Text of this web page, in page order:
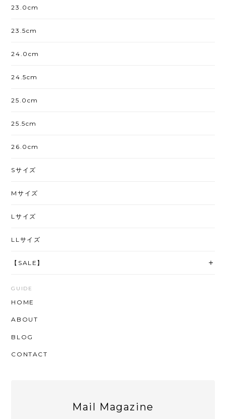
23.0cm
23.5cm
24.0cm
24.5cm
25.0cm
25.5cm
26.0cm
Sサイズ
Mサイズ
Lサイズ
LLサイズ
【SALE】
GUIDE
HOME
ABOUT
BLOG
CONTACT
Mail Magazine